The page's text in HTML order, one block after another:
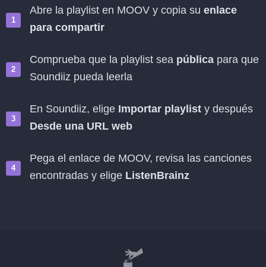
Abre la playlist en MOOV y copia su enlace
para compartir
Comprueba que la playlist sea pública para que
Soundiiz pueda leerla
En Soundiiz, elige Importar playlist y después
Desde una URL web
Pega el enlace de MOOV, revisa las canciones
encontradas y elige ListenBrainz